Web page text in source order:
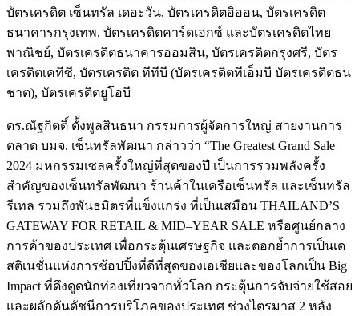
บัตรเครดิต เซ็นทรัล เดอะวัน, บัตรเครดิตอิออน, บัตรเครดิต
ธนาคารกรุงเทพ, บัตรเครดิตคาร์ดเอกซ์ และบัตรเครดิตไทย
พาณิชย์, บัตรเครดิตธนาคารออมสิน, บัตรเครดิตกรุงศรี, บัตร
เครดิตเคทีซี, บัตรเครดิต ทีทีบี (บัตรเครดิตทีเอ็มบี บัตรเครดิตธน
ชาต), บัตรเครดิตยูโอบี
ดร.ณัฐกิตติ์ ตั้งพูลสินธนา กรรมการผู้จัดการใหญ่ สายงานการ
ตลาด บมจ. เซ็นทรัลพัฒนา กล่าวว่า “The Greatest Grand Sale
2024 มหกรรมเซลครั้งใหญ่ที่สุดของปี เป็นการรวมพลังครั้ง
สำคัญของเซ็นทรัลพัฒนา ร้านค้าในเครือเซ็นทรัล และเซ็นทรัล
รีเทล รวมถึงพันธมิตรที่แข็งแกร่ง ที่เป็นเสมือน THAILAND’S
GATEWAY FOR RETAIL & MID–YEAR SALE หรือศูนย์กลาง
การค้าของประเทศ เพื่อกระตุ้นเศรษฐกิจ และตอกย้ำการเป็นเด
สติเนชั่นแห่งการช้อปปิ้งที่ดีที่สุดของเอเชียและของโลกเป็น Big
Impact ที่ดึงดูดนักท่องเที่ยวจากทั่วโลก กระตุ้นการจับจ่ายใช้สอย
และผลักดันดัชนีการบริโภคของประเทศ ช่วงไตรมาส 2 หลัง